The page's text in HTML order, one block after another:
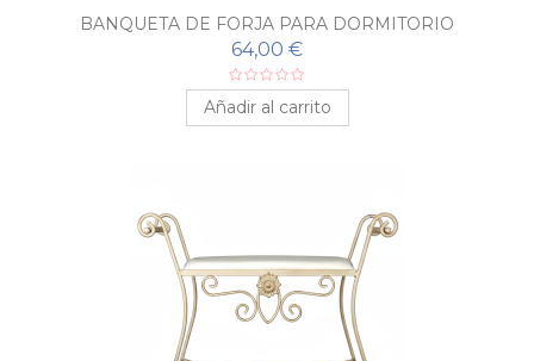
BANQUETA DE FORJA PARA DORMITORIO
GUIRNALDA
64,00 €
Añadir al carrito